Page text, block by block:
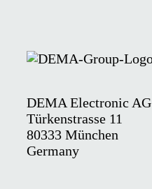
DEMA Electronic AG
Türkenstrasse 11
80333 München
Germany